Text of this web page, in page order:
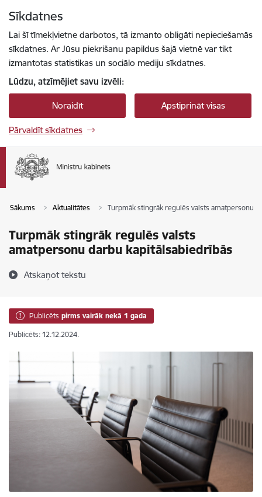
Sīkdatnes
Lai šī tīmekļvietne darbotos, tā izmanto obligāti nepieciešamās
sīkdatnes. Ar Jūsu piekrišanu papildus šajā vietnē var tikt
izmantotas statistikas un sociālo mediju sīkdatnes.
Lūdzu, atzīmējiet savu izvēli:
Noraidīt Apstiprināt visas
Pārvaldīt sīkdatnes
Sākums Aktualitātes Turpmāk stingrāk regulēs valsts amatpersonu
Turpmāk stingrāk regulēs valsts
amatpersonu darbu kapitālsabiedrībās
Atskaņot tekstu
Publicēts pirms vairāk nekā 1 gada
Publicēts: 12.12.2024.